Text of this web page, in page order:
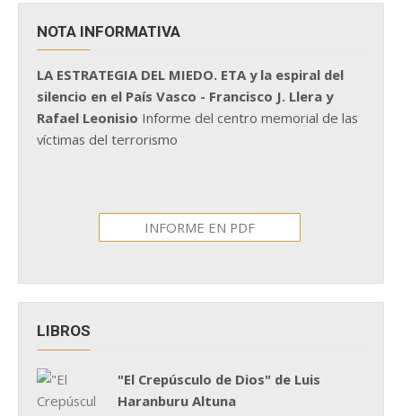
NOTA INFORMATIVA
LA ESTRATEGIA DEL MIEDO. ETA y la espiral del
silencio en el País Vasco - Francisco J. Llera y
Rafael Leonisio Informe del centro memorial de las
víctimas del terrorismo
INFORME EN PDF
LIBROS
"El Crepúsculo de Dios" de Luis
Haranburu Altuna